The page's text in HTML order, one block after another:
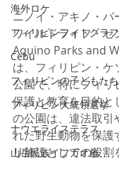
海外ロケ
フィリピンフォトグラ
Cebu
フィリピンの子どもた
フィリピン大統領選挙
ナウエライステラス
山岳民族イフガオ族
ニノイ・アキノ・パ
ワイルドライフ・
Aquino Parks and
は、フィリピン・ケ
公園で、特にフィリ
保護と教育を目的と
の公園は、違法取引
れた野生動物を保護
リ施設としての役割